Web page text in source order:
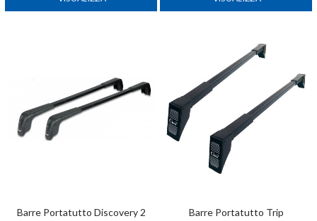
Barre Portatutto Discovery 2
Barre Portatutto Trip